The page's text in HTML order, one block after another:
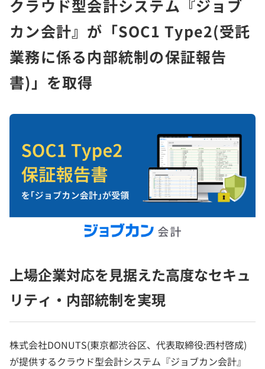
クラウド型会計システム『ジョブ
カン会計』が「SOC1 Type2(受託
業務に係る内部統制の保証報告
書)」を取得
上場企業対応を見据えた高度なセキュ
リティ・内部統制を実現
株式会社DONUTS(東京都渋谷区、代表取締役:西村啓成)
が提供するクラウド型会計システム『ジョブカン会計』